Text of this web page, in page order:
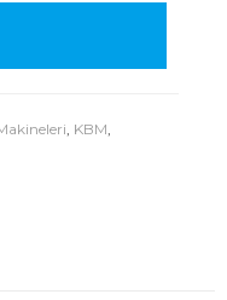
, KBM,